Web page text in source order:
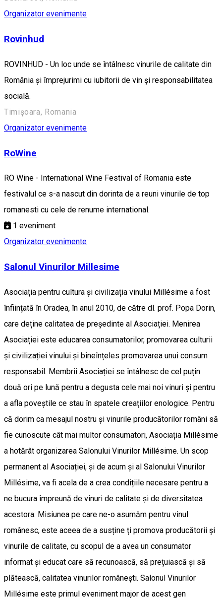
Organizator evenimente
Rovinhud
ROVINHUD - Un loc unde se întâlnesc vinurile de calitate din
România și împrejurimi cu iubitorii de vin și responsabilitatea
socială.
Timișoara, Romania
Organizator evenimente
RoWine
RO Wine - International Wine Festival of Romania este
festivalul ce s-a nascut din dorinta de a reuni vinurile de top
romanesti cu cele de renume international.
1 eveniment
Organizator evenimente
Salonul Vinurilor Millesime
Asociația pentru cultura și civilizația vinului Millésime a fost
înființată în Oradea, în anul 2010, de către dl. prof. Popa Dorin,
care deține calitatea de președinte al Asociației. Menirea
Asociației este educarea consumatorilor, promovarea culturii
și civilizației vinului și bineînțeles promovarea unui consum
responsabil. Membrii Asociației se întâlnesc de cel puțin
două ori pe lună pentru a degusta cele mai noi vinuri și pentru
a afla poveștile ce stau în spatele creațiilor enologice. Pentru
că dorim ca mesajul nostru și vinurile producătorilor români să
fie cunoscute cât mai multor consumatori, Asociația Millésime
a hotărât organizarea Salonului Vinurilor Millésime. Un scop
permanent al Asociației, și de acum și al Salonului Vinurilor
Millésime, va fi acela de a crea condițiile necesare pentru a
ne bucura împreună de vinuri de calitate și de diversitatea
acestora. Misiunea pe care ne-o asumăm pentru vinul
românesc, este aceea de a susține ți promova producătorii și
vinurile de calitate, cu scopul de a avea un consumator
informat și educat care să recunoască, să prețuiască și să
plătească, calitatea vinurilor românești. Salonul Vinurilor
Millésime este primul eveniment major de acest gen